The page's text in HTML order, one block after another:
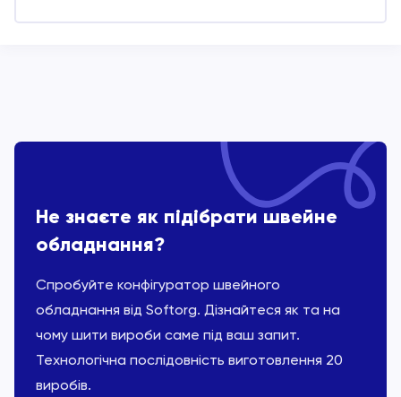
Не знаєте як підібрати швейне
обладнання?
Спробуйте конфігуратор швейного
обладнання від Softorg. Дізнайтеся як та на
чому шити вироби саме під ваш запит.
Технологічна послідовність виготовлення 20
виробів.